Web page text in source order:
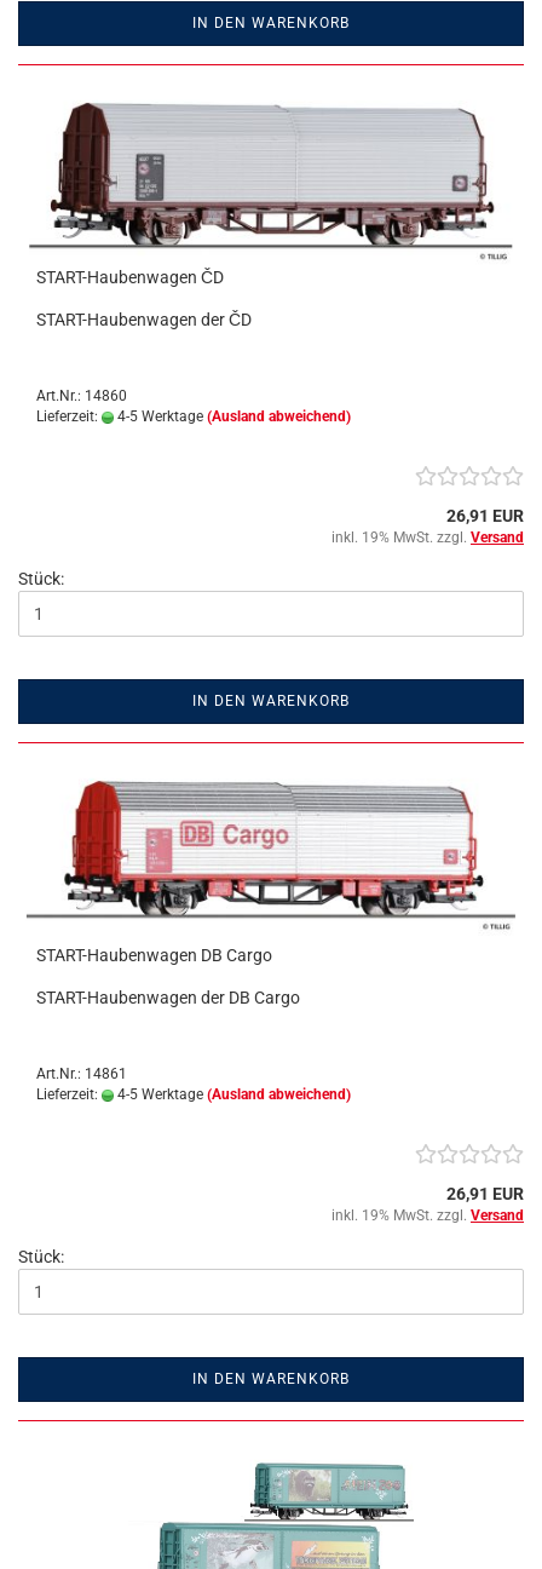
IN DEN WARENKORB
START-Haubenwagen ČD
START-Haubenwagen der ČD
Art.Nr.: 14860
Lieferzeit:
4-5 Werktage (Ausland abweichend)
26,91 EUR
inkl. 19% MwSt. zzgl. Versand
Stück:
IN DEN WARENKORB
START-Haubenwagen DB Cargo
START-Haubenwagen der DB Cargo
Art.Nr.: 14861
Lieferzeit:
4-5 Werktage (Ausland abweichend)
26,91 EUR
inkl. 19% MwSt. zzgl. Versand
Stück:
IN DEN WARENKORB